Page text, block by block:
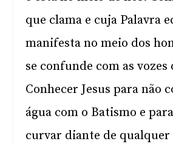
que clama e cuja Palavra
manifesta no meio dos
se confunde com as vozes
Conhecer Jesus para não
água com o Batismo e
curvar diante de qualquer